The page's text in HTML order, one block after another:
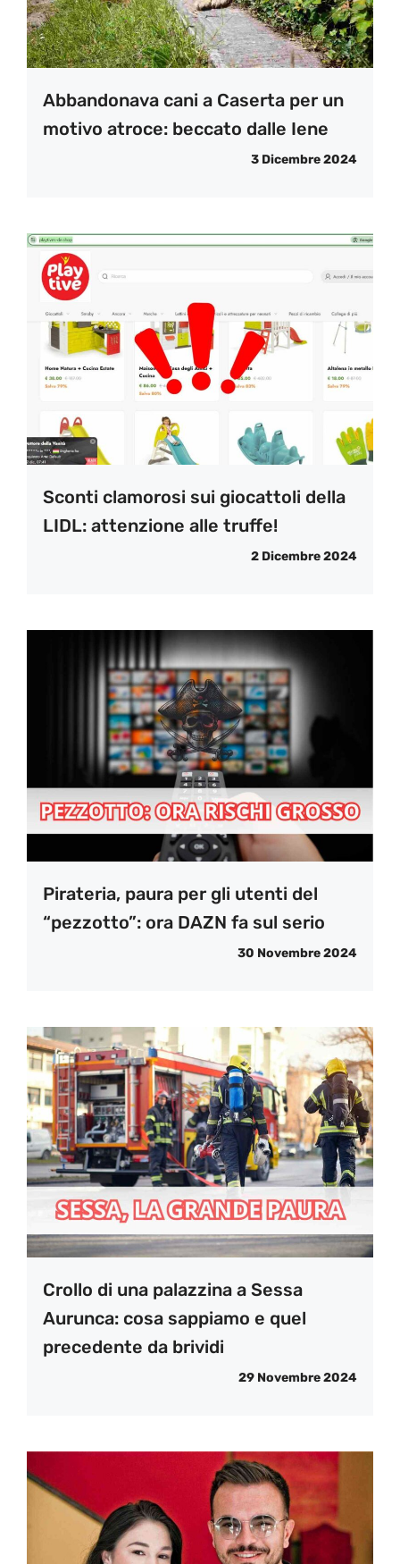
Abbandonava cani a Caserta per un
motivo atroce: beccato dalle Iene
3 Dicembre 2024
Sconti clamorosi sui giocattoli della
LIDL: attenzione alle truffe!
2 Dicembre 2024
Pirateria, paura per gli utenti del
“pezzotto”: ora DAZN fa sul serio
30 Novembre 2024
Crollo di una palazzina a Sessa
Aurunca: cosa sappiamo e quel
precedente da brividi
29 Novembre 2024